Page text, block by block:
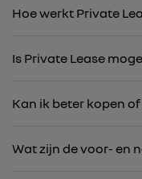
Hoe werkt Private
Is Private Lease
Kan ik beter kopen
Wat zijn de voor- en